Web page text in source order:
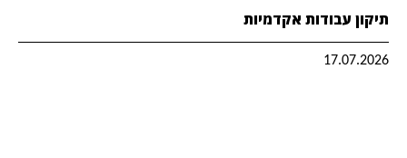
תיקון עבודות אקדמיות
17.07.2026